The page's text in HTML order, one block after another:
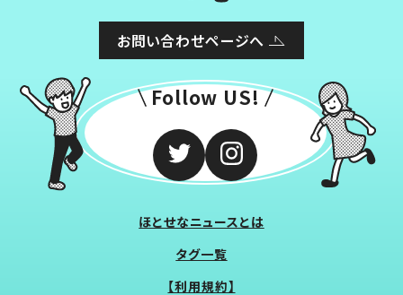
お問い合わせページへ
Follow US!
ほとせなニュースとは
タグ一覧
【利用規約】